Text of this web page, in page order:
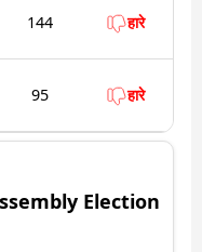
144 हारे
95 हारे
Election